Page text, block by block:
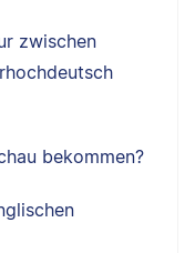
zwischen
bekommen?